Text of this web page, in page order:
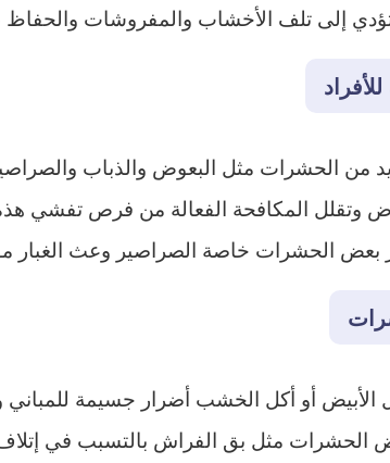
إلى تلف الأخشاب والمفروشات والحفاظ
من الحشرات مثل البعوض والذباب
وتقلل المكافحة الفعالة من فرص تفشي هذه
بعض الحشرات خاصة الصراصير وعث
أو أكل الخشب أضرار جسيمة للمباني
الحشرات مثل بق الفراش بالتسبب في